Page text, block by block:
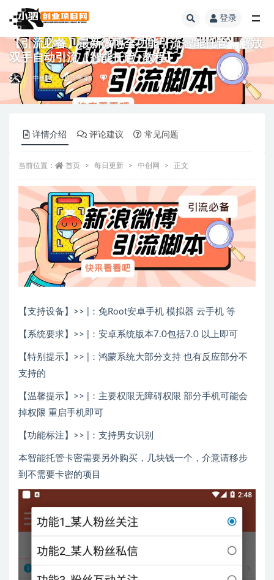
登录
【引流必备】最新微博全功能引流智能托管，解放
双手自动引流【智能托管+教程】
中创网 3 年前 9.9
详情介绍 评论建议 常见问题
当前位置： 首页 每日更新 中创网 正文
【支持设备】>> |：免Root安卓手机 模拟器 云手机 等
【系统要求】>> |：安卓系统版本7.0包括7.0 以上即可
【特别提示】>> |：鸿蒙系统大部分支持 也有反应部分不
支持的
【温馨提示】>> |：主要权限无障碍权限 部分手机可能会
掉权限 重启手机即可
【功能标注】>> |：支持男女识别
本智能托管卡密需要另外购买，几块钱一个，介意请移步
到不需要卡密的项目